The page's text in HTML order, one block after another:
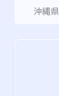
沖縄県